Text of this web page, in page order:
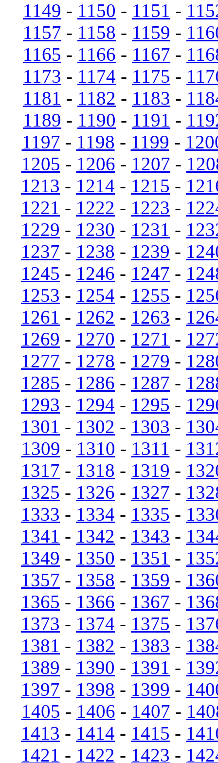
1149 - 1150 - 1151 -
1157 - 1158 - 1159 -
1165 - 1166 - 1167 -
1173 - 1174 - 1175 -
1181 - 1182 - 1183 -
1189 - 1190 - 1191 -
1197 - 1198 - 1199 -
1205 - 1206 - 1207 -
1213 - 1214 - 1215 -
1221 - 1222 - 1223 -
1229 - 1230 - 1231 -
1237 - 1238 - 1239 -
1245 - 1246 - 1247 -
1253 - 1254 - 1255 -
1261 - 1262 - 1263 -
1269 - 1270 - 1271 -
1277 - 1278 - 1279 -
1285 - 1286 - 1287 -
1293 - 1294 - 1295 -
1301 - 1302 - 1303 -
1309 - 1310 - 1311 -
1317 - 1318 - 1319 -
1325 - 1326 - 1327 -
1333 - 1334 - 1335 -
1341 - 1342 - 1343 -
1349 - 1350 - 1351 -
1357 - 1358 - 1359 -
1365 - 1366 - 1367 -
1373 - 1374 - 1375 -
1381 - 1382 - 1383 -
1389 - 1390 - 1391 -
1397 - 1398 - 1399 -
1405 - 1406 - 1407 -
1413 - 1414 - 1415 -
1421 - 1422 - 1423 -